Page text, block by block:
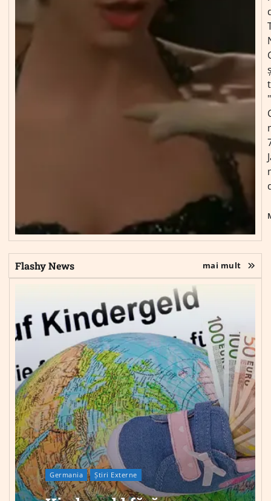
Flashy News mai mult
Germania Știri Externe